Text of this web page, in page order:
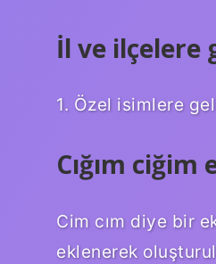
İl ve ilçelere
1. Özel isimlere
Cığım ciğim
Cim cım diye bir
eklenerek